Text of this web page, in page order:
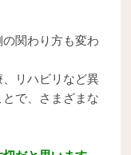
関わり方も変わ
リハビリなど異
で、さまざまな